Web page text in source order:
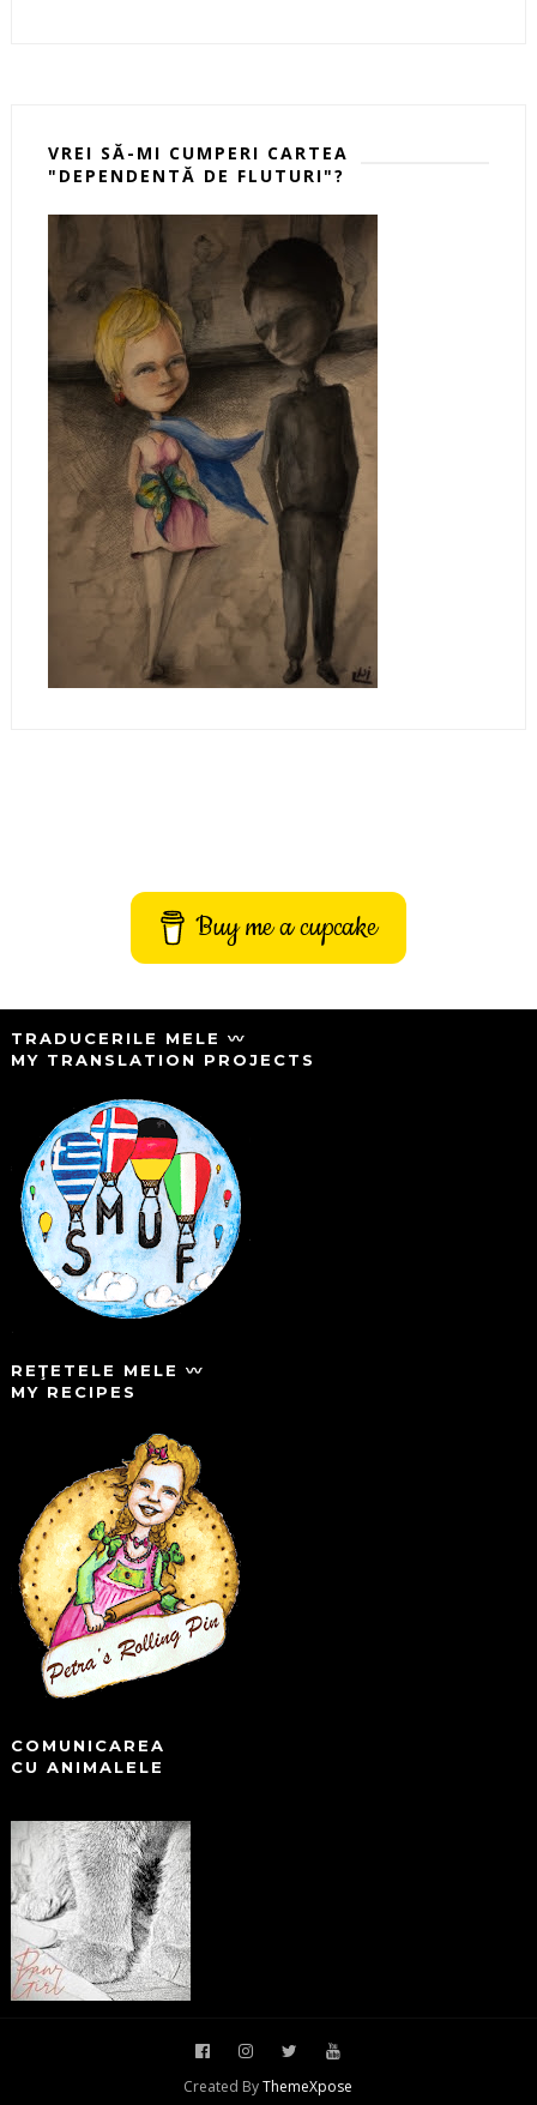
VREI SĂ-MI CUMPERI CARTEA
"DEPENDENTĂ DE FLUTURI"?
Buy me a cupcake
TRADUCERILE MELE 〰️
MY TRANSLATION PROJECTS
REŢETELE MELE 〰️
MY RECIPES
COMUNICAREA
CU ANIMALELE
Created ByThemeXpose